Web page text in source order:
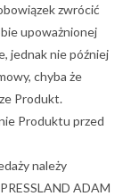
zwrócić
upoważnionej
jednak nie później
chyba że
Produkt.
Produktu przed
należy
ADAM